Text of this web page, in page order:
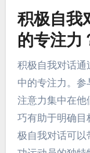
积极自我
的专注力
积极自我对话通
中的专注力。
注意力集中在他
巧有助于明确目
极自我对话可以